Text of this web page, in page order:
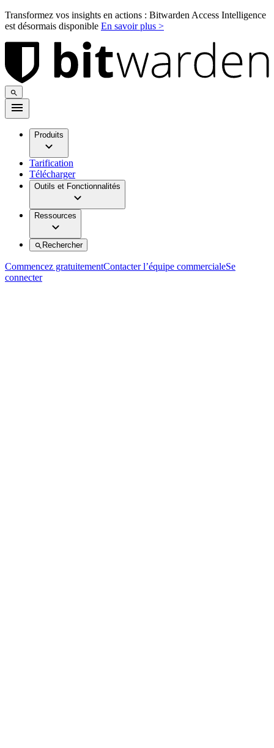
Transformez vos insights en actions : Bitwarden Access Intelligence
est désormais disponible En savoir plus >
Produits
Tarification
Télécharger
Outils et Fonctionnalités
Ressources
Rechercher
Commencez gratuitementContacter l’équipe commercialeSe
connecter